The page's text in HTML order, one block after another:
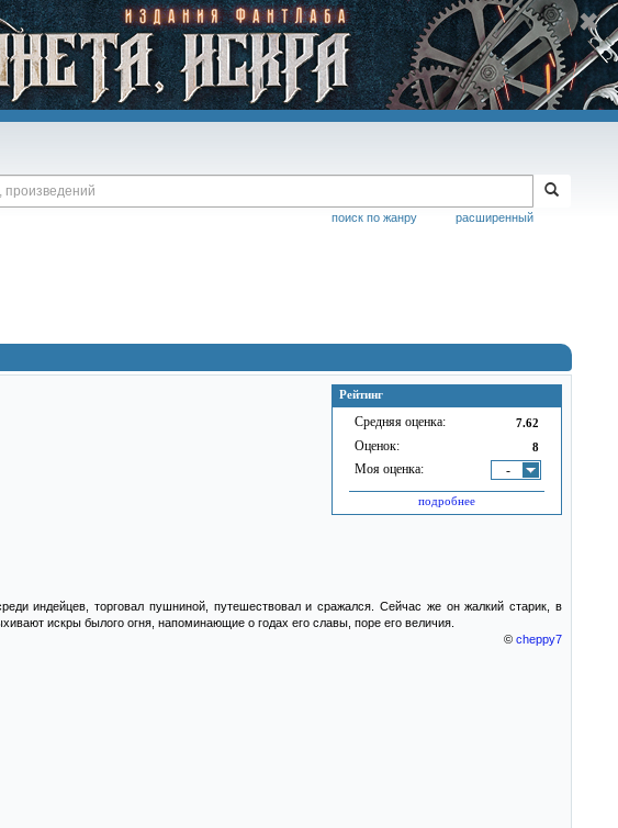
расширенный
поиск по жанру
Рейтинг
Средняя оценка: 7.62
Оценок: 8
Моя оценка: -
подробнее
индейцев, торговал пушниной, путешествовал и сражался. Сейчас же он жалкий старик, в
искры былого огня, напоминающие о годах его славы, поре его величия.
© cheppy7